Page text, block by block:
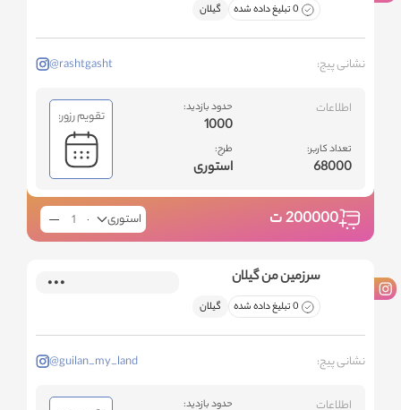
0 تبلیغ داده شده گیلان
نشانی پیج: @rashtgasht
اطلاعات
تعداد کاربر:
68000
حدود بازدید:
1000
طرح:
استوری
تقویم رزور:
200000ت استوری
سرزمین من گیلان
0 تبلیغ داده شده گیلان
نشانی پیج: @guilan_my_land
اطلاعات حدود بازدید: